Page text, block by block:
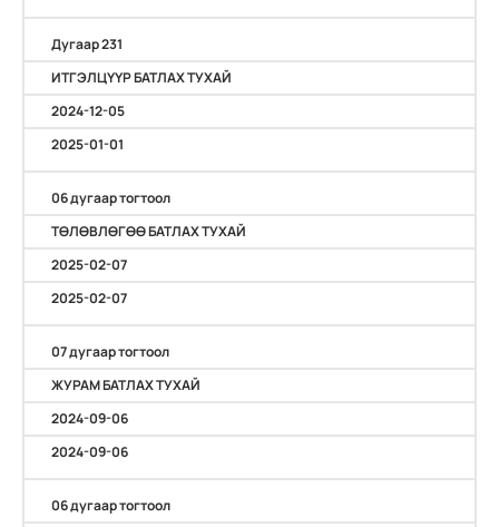
Дугаар 231
ИТГЭЛЦҮҮР БАТЛАХ ТУХАЙ
2024-12-05
2025-01-01
06 дугаар тогтоол
ТӨЛӨВЛӨГӨӨ БАТЛАХ ТУХАЙ
2025-02-07
2025-02-07
07 дугаар тогтоол
ЖУРАМ БАТЛАХ ТУХАЙ
2024-09-06
2024-09-06
06 дугаар тогтоол